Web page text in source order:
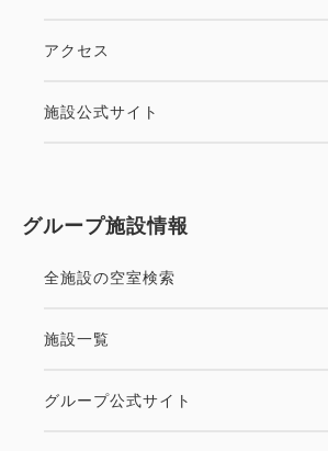
アクセス
施設公式サイト
グループ施設情報
全施設の空室検索
施設一覧
グループ公式サイト